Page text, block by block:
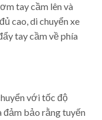
tay cầm lên và
cao, di chuyển xe
tay cầm về phía
với tốc độ
đảm bảo rằng tuyến